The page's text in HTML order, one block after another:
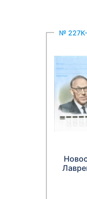
№